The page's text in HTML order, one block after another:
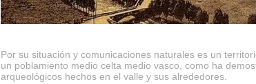
Por su situación y comunicaciones naturales es un
un poblamiento medio celta medio vasco, como ha
arqueológicos hechos en el valle y sus alrededores.